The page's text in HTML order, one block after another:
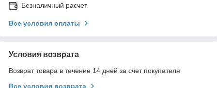
Безналичный расчет
Все условия оплаты
Условия возврата
Возврат товара в течение 14 дней за счет покупателя
Все условия возврата